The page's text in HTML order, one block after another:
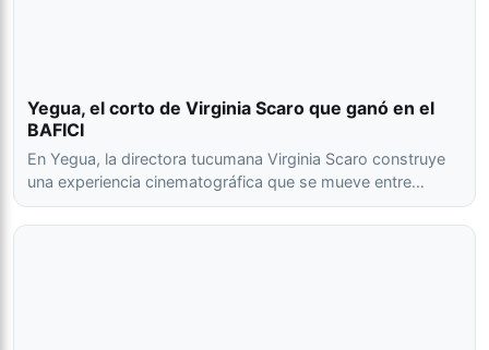
Yegua, el corto de Virginia Scaro que ganó en el
BAFICI
En Yegua, la directora tucumana Virginia Scaro construye
una experiencia cinematográfica que se mueve entre…